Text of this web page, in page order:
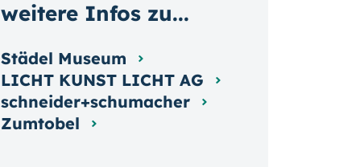
weitere Infos zu...
Städel Museum
LICHT KUNST LICHT AG
schneider+schumacher
Zumtobel